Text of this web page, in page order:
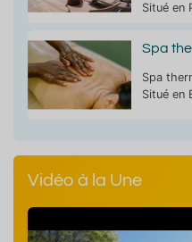
Situé en
Spa
Spa
Situé en
Vidéo à la Une